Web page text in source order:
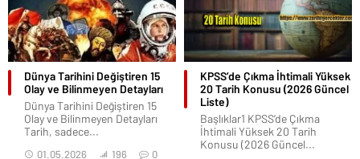
Dünya Tarihini Değiştiren 15
Olay ve Bilinmeyen Detayları
Dünya Tarihini Değiştiren 15
Olay ve Bilinmeyen Detayları
Tarih, sadece...
01.05.2026 196 0
KPSS’de Çıkma İhtimali Yüksek
20 Tarih Konusu (2026 Güncel
Liste)
Başlıklar1 KPSS’de Çıkma
İhtimali Yüksek 20 Tarih
Konusu (2026 Güncel...